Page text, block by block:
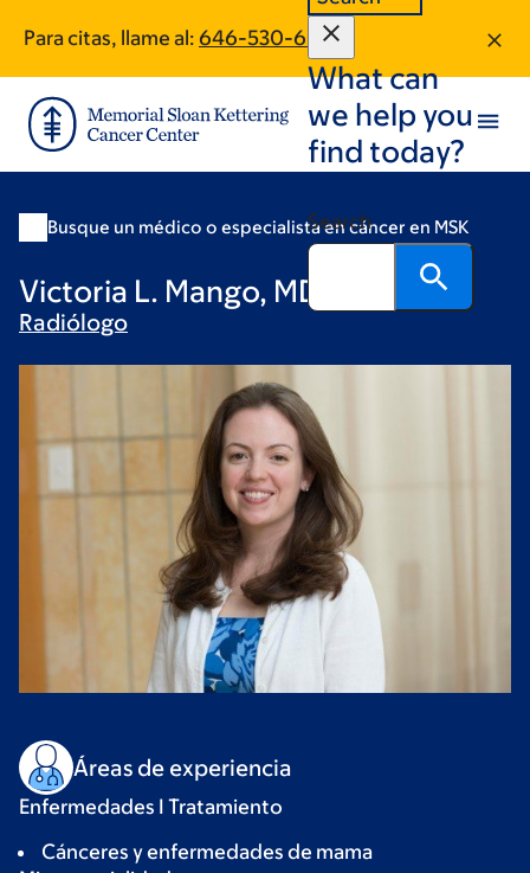
main
content
footer
Para citas, llame al: 646-530-6047
What can
we help you
find today?
Search
Busque un médico o especialista en cáncer en MSK
Victoria L. Mango, MD
Radiólogo
Áreas de experiencia
Enfermedades I Tratamiento
Cánceres y enfermedades de mama